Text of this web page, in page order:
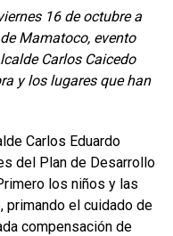
16 de octubre a
Mamatoco, evento
Carlos Caicedo
y los lugares que han
Carlos Eduardo
del Plan de Desarrollo
los niños y las
el cuidado de
compensación de